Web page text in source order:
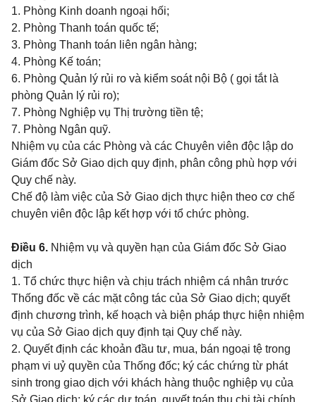
1. Phòng Kinh doanh ngoại hối;
2. Phòng Thanh toán quốc tế;
3. Phòng Thanh toán liên ngân hàng;
4. Phòng Kế toán;
6. Phòng Quản lý rủi ro và kiểm soát nội Bộ ( gọi tắt là
phòng Quản lý rủi ro);
7. Phòng Nghiệp vụ Thị trường tiền tệ;
7. Phòng Ngân quỹ.
Nhiệm vụ của các Phòng và các Chuyên viên độc lập do
Giám đốc Sở Giao dịch quy định, phân công phù hợp với
Quy chế này.
Chế độ làm việc của Sở Giao dịch thực hiện theo cơ chế
chuyên viên độc lập kết hợp với tổ chức phòng.
Điều 6. Nhiệm vụ và quyền hạn của Giám đốc Sở Giao
dịch
1. Tổ chức thực hiện và chịu trách nhiệm cá nhân trước
Thống đốc về các mặt công tác của Sở Giao dịch; quyết
định chương trình, kế hoạch và biện pháp thực hiện nhiệm
vụ của Sở Giao dịch quy định tại Quy chế này.
2. Quyết định các khoản đầu tư, mua, bán ngoại tệ trong
phạm vi uỷ quyền của Thống đốc; ký các chứng từ phát
sinh trong giao dịch với khách hàng thuộc nghiệp vụ của